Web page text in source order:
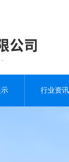
行业资讯